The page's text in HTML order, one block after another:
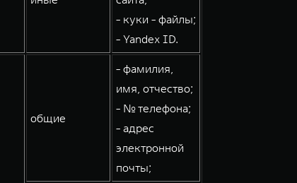
- куки - файлы;
- Yandex ID.
общие
- фамилия,
имя, отчество;
- № телефона;
- адрес
электронной
почты;